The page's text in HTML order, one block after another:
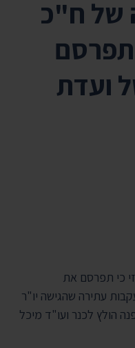
של ח"כ
תפרסם
ועדת
כי תפרסם את
עתירה שהגישה יו"ר
הולץ לכנר ועו"ד מיכל